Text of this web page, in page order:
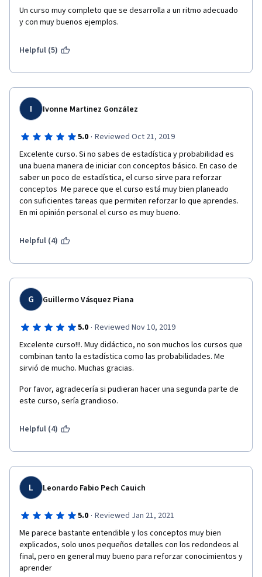
Un curso muy completo que se desarrolla a un ritmo adecuado
y con muy buenos ejemplos.
Helpful (5)
I Ivonne Martinez González
5.0 · Reviewed Oct 21, 2019
Excelente curso. Si no sabes de estadística y probabilidad es
una buena manera de iniciar con conceptos básico. En caso de
saber un poco de estadística, el curso sirve para reforzar
conceptos  Me parece que el curso está muy bien planeado
con suficientes tareas que permiten reforzar lo que aprendes.
En mi opinión personal el curso es muy bueno.
Helpful (4)
G Guillermo Vásquez Piana
5.0 · Reviewed Nov 10, 2019
Excelente curso!!!. Muy didáctico, no son muchos los cursos que
combinan tanto la estadística como las probabilidades. Me
sirvió de mucho. Muchas gracias.
Por favor, agradecería si pudieran hacer una segunda parte de
este curso, sería grandioso.
Helpful (4)
L Leonardo Fabio Pech Cauich
5.0 · Reviewed Jan 21, 2021
Me parece bastante entendible y los conceptos muy bien
explicados, solo unos pequeños detalles con los redondeos al
final, pero en general muy bueno para reforzar conocimientos y
aprender